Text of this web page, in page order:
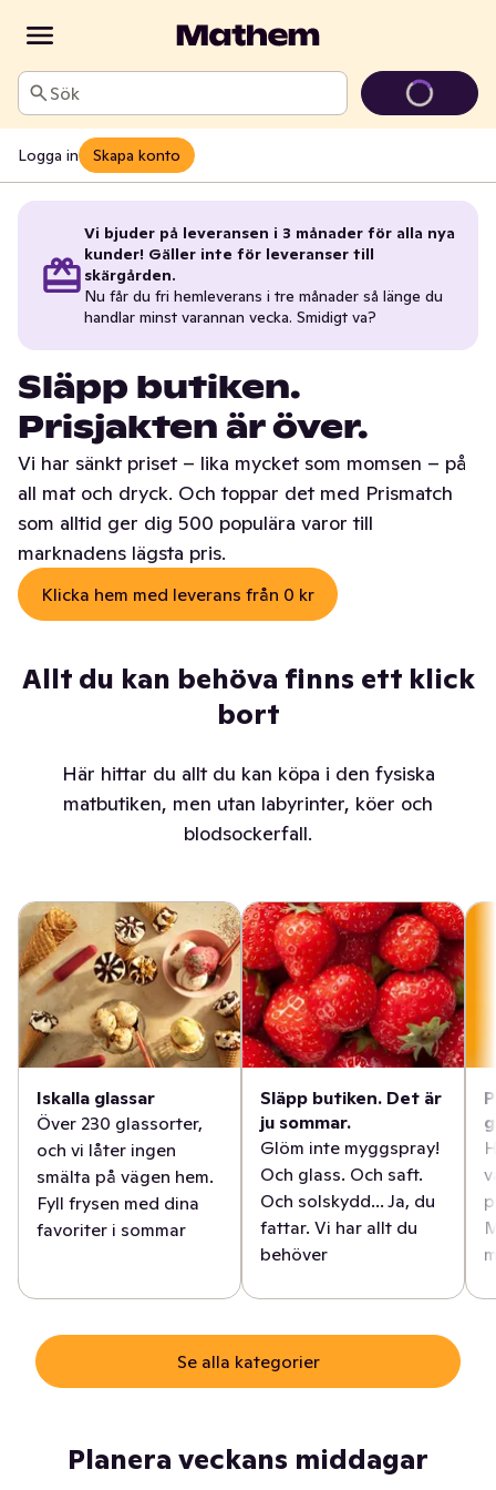
Sök
Logga in Skapa konto
Vi bjuder på leveransen i 3 månader för alla nya
kunder! Gäller inte för leveranser till
skärgården.
Nu får du fri hemleverans i tre månader så länge du
handlar minst varannan vecka. Smidigt va?
Släpp butiken.
Prisjakten är över.
Vi har sänkt priset – lika mycket som momsen – på
all mat och dryck. Och toppar det med Prismatch
som alltid ger dig 500 populära varor till
marknadens lägsta pris.
Klicka hem med leverans från 0 kr
Allt du kan behöva finns ett klick
bort
Här hittar du allt du kan köpa i den fysiska
matbutiken, men utan labyrinter, köer och
blodsockerfall.
Iskalla glassar
Över 230 glassorter,
och vi låter ingen
smälta på vägen hem.
Fyll frysen med dina
favoriter i sommar
Släpp butiken. Det är
ju sommar.
Glöm inte myggspray!
Och glass. Och saft.
Och solskydd... Ja, du
fattar. Vi har allt du
behöver
Se alla kategorier
Planera veckans middagar